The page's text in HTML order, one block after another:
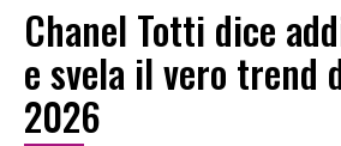
Chanel Totti dice
e svela il vero trend
2026